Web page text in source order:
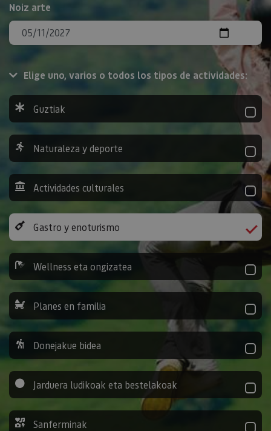
Noiz arte
Elige uno, varios o todos los tipos de actividades:
Guztiak
Naturaleza y deporte
Actividades culturales
Gastro y enoturismo
Wellness eta ongizatea
Planes en familia
Donejakue bidea
Jarduera ludikoak eta bestelakoak
Sanferminak